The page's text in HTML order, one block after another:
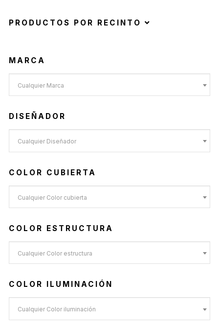
PRODUCTOS POR RECINTO
MARCA
Cualquier Marca
DISEÑADOR
Cualquier Diseñador
COLOR CUBIERTA
Cualquier Color cubierta
COLOR ESTRUCTURA
Cualquier Color estructura
COLOR ILUMINACIÓN
Cualquier Color iluminación